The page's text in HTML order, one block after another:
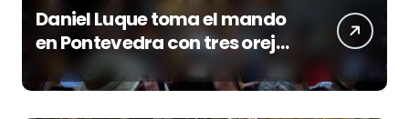
Daniel Luque toma el mando
en Pontevedra con tres orejas
y una Puerta Grande de peso